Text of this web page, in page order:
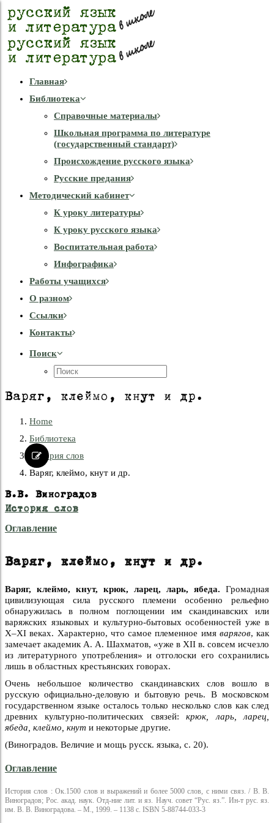
Главная
Библиотека
Справочные материалы
Школьная программа по литературе
(государственный стандарт)
Происхождение русского языка
Русские предания
Методический кабинет
К уроку литературы
К уроку русского языка
Воспитательная работа
Инфографика
Работы учащихся
О разном
Cсылки
Контакты
Поиск
Варяг, клеймо, кнут и др.
Home
Библиотека
История слов
Варяг, клеймо, кнут и др.
В.В. Виноградов
История слов
Оглавление
Варяг, клеймо, кнут и др.
Варяг, клеймо, кнут, крюк, ларец, ларь, ябеда. Громадная
цивилизующая сила русского племени особенно рельефно
обнаружилась в полном поглощении им скандинавских или
варяжских языковых и культурно-бытовых особенностей уже в
Х–XI веках. Характерно, что самое племенное имя варягов, как
замечает академик А. А. Шахматов, «уже в XII в. совсем исчезло
из литературного употребления» и отголоски его сохранились
лишь в областных крестьянских говорах.
Очень небольшое количество скандинавских слов вошло в
русскую официально-деловую и бытовую речь. В московском
государственном языке осталось только несколько слов как след
древних культурно-политических связей:крюк, ларь, ларец,
ябеда, клеймо, кнут и некоторые другие.
(Виноградов. Величие и мощь русск. языка, с. 20).
Оглавление
История слов : Ок.1500 слов и выражений и более 5000 слов, с ними связ. / В. В.
Виноградов; Рос. акад. наук. Отд-ние лит. и яз. Науч. совет “Рус. яз.”. Ин-т рус. яз.
им. В. В. Виноградова. – М., 1999. – 1138 с. ISBN 5-88744-033-3